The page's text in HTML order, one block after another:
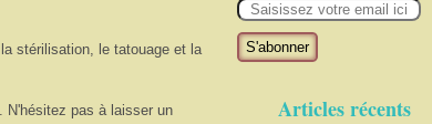
m
Articles récents
stérilisation, le tatouage et la
N'hésitez pas à laisser un